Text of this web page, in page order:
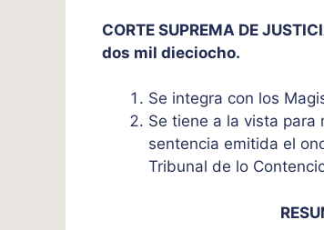
CORTE SUPREMA DE
dos mil dieciocho.
Se integra con los
Se tiene a la vista para
sentencia emitida el
Tribunal de lo